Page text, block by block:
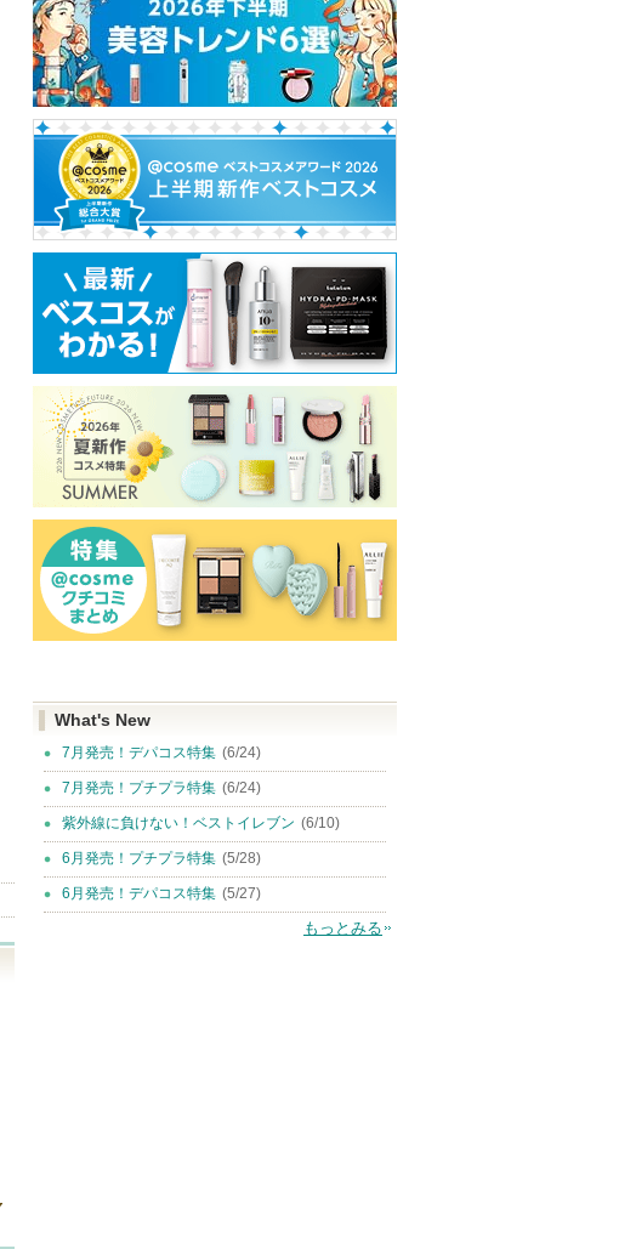
What's New
7月発売！デパコス特集 (6/24)
7月発売！プチプラ特集 (6/24)
紫外線に負けない！ベストイレブン (6/10)
6月発売！プチプラ特集 (5/28)
6月発売！デパコス特集 (5/27)
もっとみる